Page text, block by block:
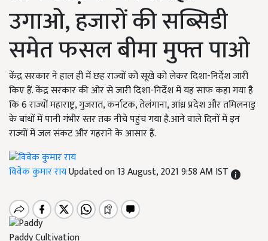
उगाओ, हजारों की सब्सिडी
समेत फसल बीमा मुफ्त पाओ
केंद्र सरकार ने हाल ही में छह राज्यों को सूखे को लेकर दिशा-निर्देश जारी
किए हैं. केंद्र सरकार की ओर से जारी दिशा-निर्देश में यह साफ कहा गया है
कि 6 राज्यों महाराष्ट्र, गुजरात, कर्नाटक, तेलंगाना, आंध्र प्रदेश और तमिलनाडु
के बांधों में पानी गंभीर स्तर तक नीचे पहुंच गया है.आने वाले दिनों में इन
राज्यों में जल संकट और गहराने के आसार हैं.
विवेक कुमार रायUpdated on 13 August, 2021 9:58 AM IST
Paddy Cultivation